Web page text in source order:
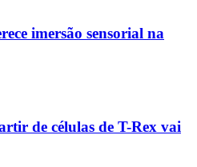
imersão sensorial na
de células de T-Rex vai